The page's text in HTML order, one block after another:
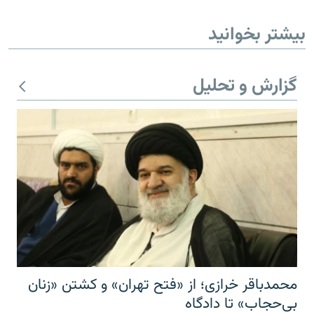
بیشتر بخوانید
گزارش و تحلیل
محمدباقر خرازی؛ از «فتح تهران» و کشتن «زنان
بی‌حجاب» تا دادگاه